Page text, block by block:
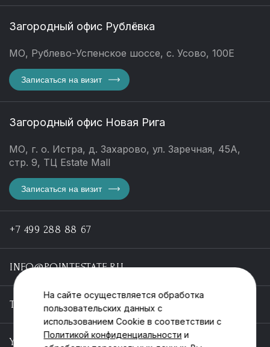
Загородный офис Рублёвка
МО, Рублево-Успенское шоссе, с. Усово, 100Е
Записаться на визит
Загородный офис Новая Рига
МО, г. о. Истра, д. Захарово, ул. Заречная, 45А,
стр. 9, ТЦ Estate Mall
Записаться на визит
+7 499 288 88 67
INFO@POINTESTATE.RU
TELEGRAM
YOUTUBE
На сайте осуществляется обработка
пользовательских данных с
использованием Cookie в соответствии с
Политикой конфиденциальности и